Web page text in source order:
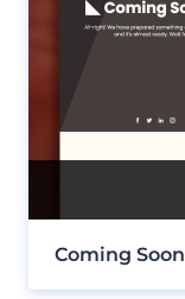
Coming Soon